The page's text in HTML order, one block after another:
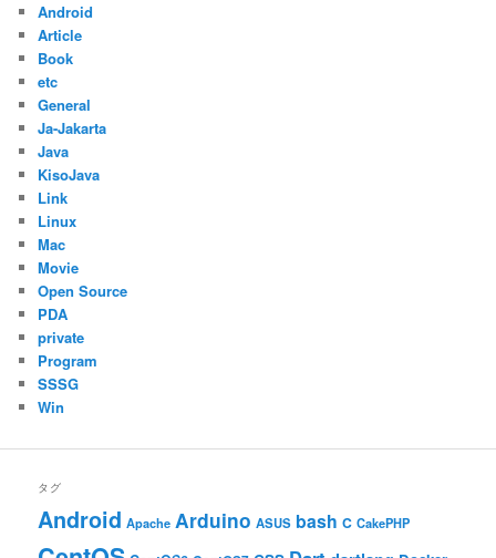
Android
Article
Book
etc
General
Ja-Jakarta
Java
KisoJava
Link
Linux
Mac
Movie
Open Source
PDA
private
Program
SSSG
Win
タグ
Android Apache Arduino ASUS bash C CakePHP